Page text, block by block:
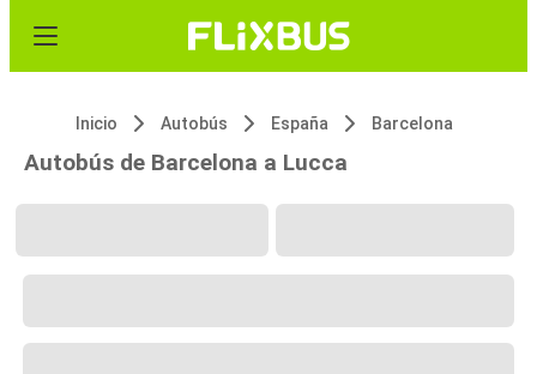
Inicio Autobús España Barcelona
Autobús de Barcelona a Lucca